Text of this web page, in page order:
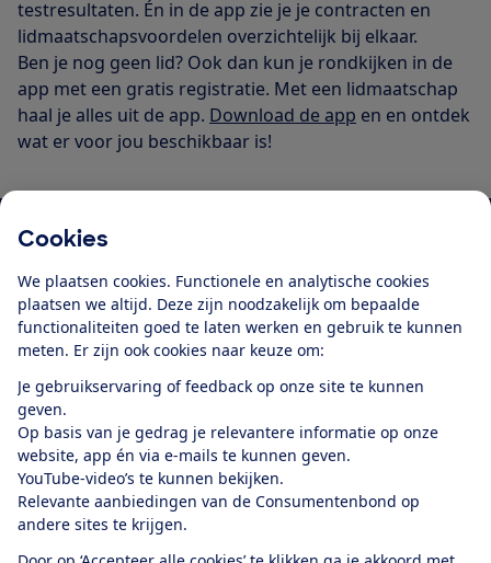
Cookies
We plaatsen cookies. Functionele en analytische cookies
plaatsen we altijd. Deze zijn noodzakelijk om bepaalde
functionaliteiten goed te laten werken en gebruik te kunnen
meten. Er zijn ook cookies naar keuze om:
Je gebruikservaring of feedback op onze site te kunnen
geven.
Op basis van je gedrag je relevantere informatie op onze
website, app én via e-mails te kunnen geven.
YouTube-video’s te kunnen bekijken.
Relevante aanbiedingen van de Consumentenbond op
andere sites te krijgen.
testresultaten. Én in de app zie je je contracten en
lidmaatschapsvoordelen overzichtelijk bij elkaar.
Ben je nog geen lid? Ook dan kun je rondkijken in de
app met een gratis registratie. Met een lidmaatschap
haal je alles uit de app. Download de app en en ontdek
wat er voor jou beschikbaar is!
Alles over de
app
Algemene Voorwaarden
Privacyverklaring
Cookiebeleid
Privacyvoorkeuren
Toegankelijkheid
RSS-feed nieuws
Facebook
TwitterInstagram
YoutubeLinkedIn